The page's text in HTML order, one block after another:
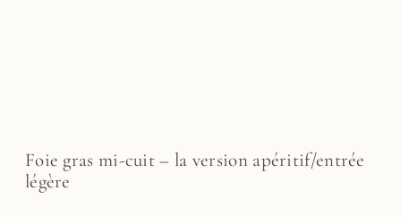
Foie gras mi-cuit – la version apéritif/entrée
légère